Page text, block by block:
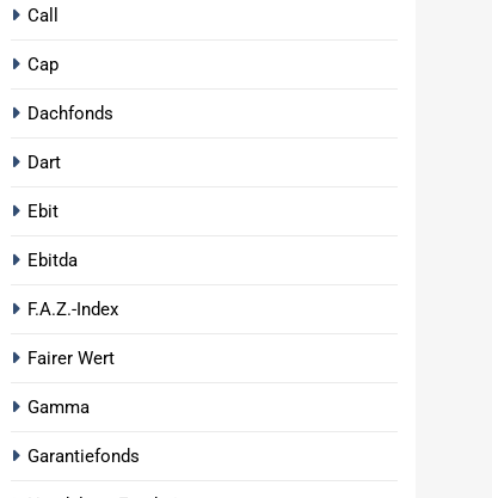
Call
Cap
Dachfonds
Dart
Ebit
Ebitda
F.A.Z.-Index
Fairer Wert
Gamma
Garantiefonds